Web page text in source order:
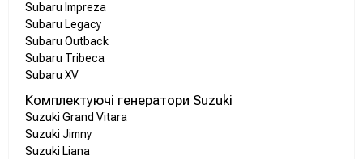
Subaru Impreza
Subaru Legacy
Subaru Outback
Subaru Tribeca
Subaru XV
Комплектуючі генератори Suzuki
Suzuki Grand Vitara
Suzuki Jimny
Suzuki Liana